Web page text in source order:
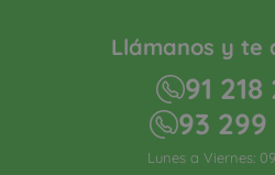
Llámanos y te
91 218
93 299
Lunes a Viernes: